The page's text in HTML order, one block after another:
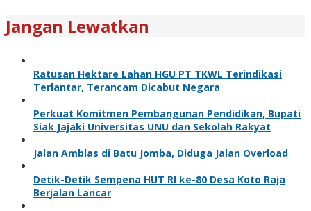
Jangan Lewatkan
Ratusan Hektare Lahan HGU PT TKWL Terindikasi
Terlantar, Terancam Dicabut Negara
Perkuat Komitmen Pembangunan Pendidikan, Bupati
Siak Jajaki Universitas UNU dan Sekolah Rakyat
Jalan Amblas di Batu Jomba, Diduga Jalan Overload
Detik-Detik Sempena HUT RI ke-80 Desa Koto Raja
Berjalan Lancar